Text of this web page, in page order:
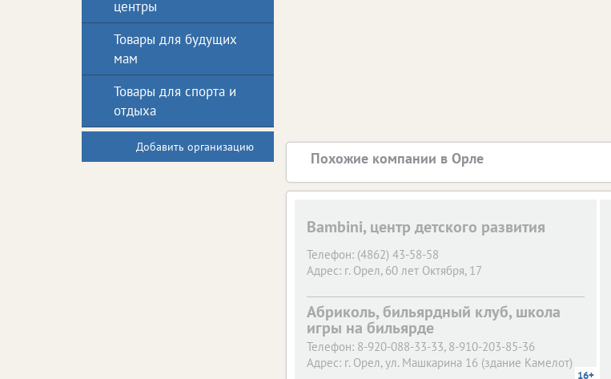
Похожие компании в Орле
Bambini, центр детского развития
Телефон: (4862) 43-58-58
Адрес: г. Орел, 60 лет Октября, 17
Абриколь, бильярдный клуб, школа
игры на бильярде
Телефон: 8-920-088-33-33, 8-910-203-85-36
Адрес: г. Орел, ул. Машкарина 16 (здание Камелот)
16+
центры
Товары для будущих
мам
Товары для спорта и
отдыха
Добавить организацию